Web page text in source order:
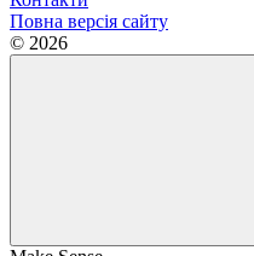
Повна версія сайту
© 2026